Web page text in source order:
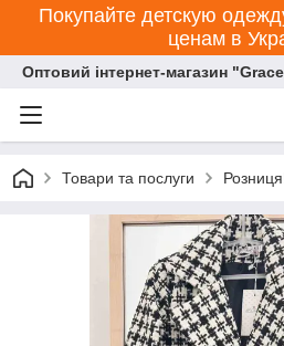
Покупайте детскую
ценам в
Оптовий інтернет-магазин
Товари та послуги